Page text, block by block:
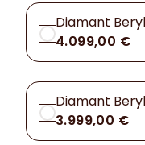
Diamant
4.099,00 €
Diamant
3.999,00 €